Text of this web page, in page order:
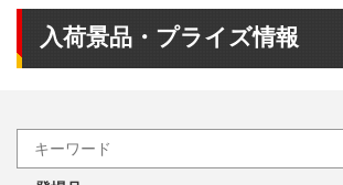
入荷景品・プライズ情報